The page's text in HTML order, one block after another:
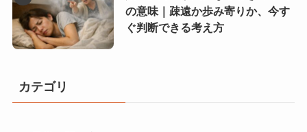
の意味｜疎遠か歩み寄りか、今す
ぐ判断できる考え方
カテゴリ